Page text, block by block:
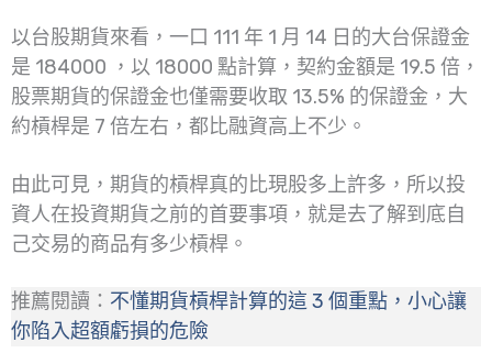
以台股期貨來看，一口 111 年 1 月 14 日的大台保證金
是 184000 ，以 18000 點計算，契約金額是 19.5 倍，
股票期貨的保證金也僅需要收取 13.5% 的保證金，大
約槓桿是 7 倍左右，都比融資高上不少。
由此可見，期貨的槓桿真的比現股多上許多，所以投
資人在投資期貨之前的首要事項，就是去了解到底自
己交易的商品有多少槓桿。
推薦閱讀： 不懂期貨槓桿計算的這 3 個重點，小心讓
你陷入超額虧損的危險